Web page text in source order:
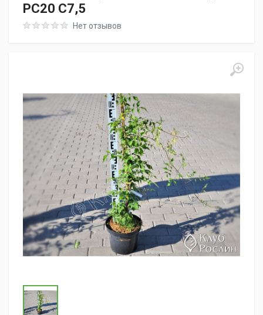
PC20 C7,5
Rating: 0 out of 5Нет отзывов